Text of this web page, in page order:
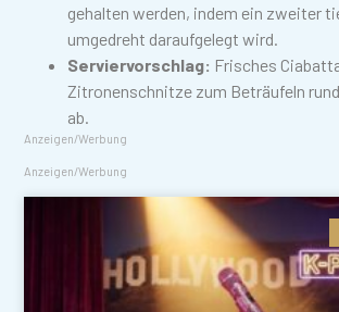
gehalten werden, indem ein zweiter
umgedreht daraufgelegt wird.
Serviervorschlag: Frisches
Zitronenschnitze zum Beträufeln
ab.
Anzeigen/Werbung
Anzeigen/Werbung